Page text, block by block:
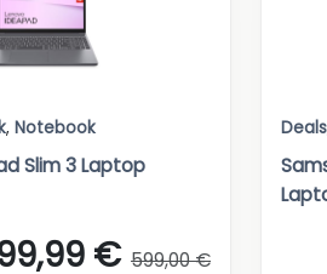
, Notebook
Slim 3 Laptop
€ 599,00 €
Deals